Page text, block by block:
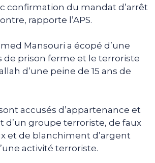
confirmation du mandat d’arrêt
rapporte l’APS.
Mansouri a écopé d’une
de prison ferme et le terroriste
d’une peine de 15 ans de
accusés d’appartenance et
d’un groupe terroriste, de faux
et de blanchiment d’argent
activité terroriste.